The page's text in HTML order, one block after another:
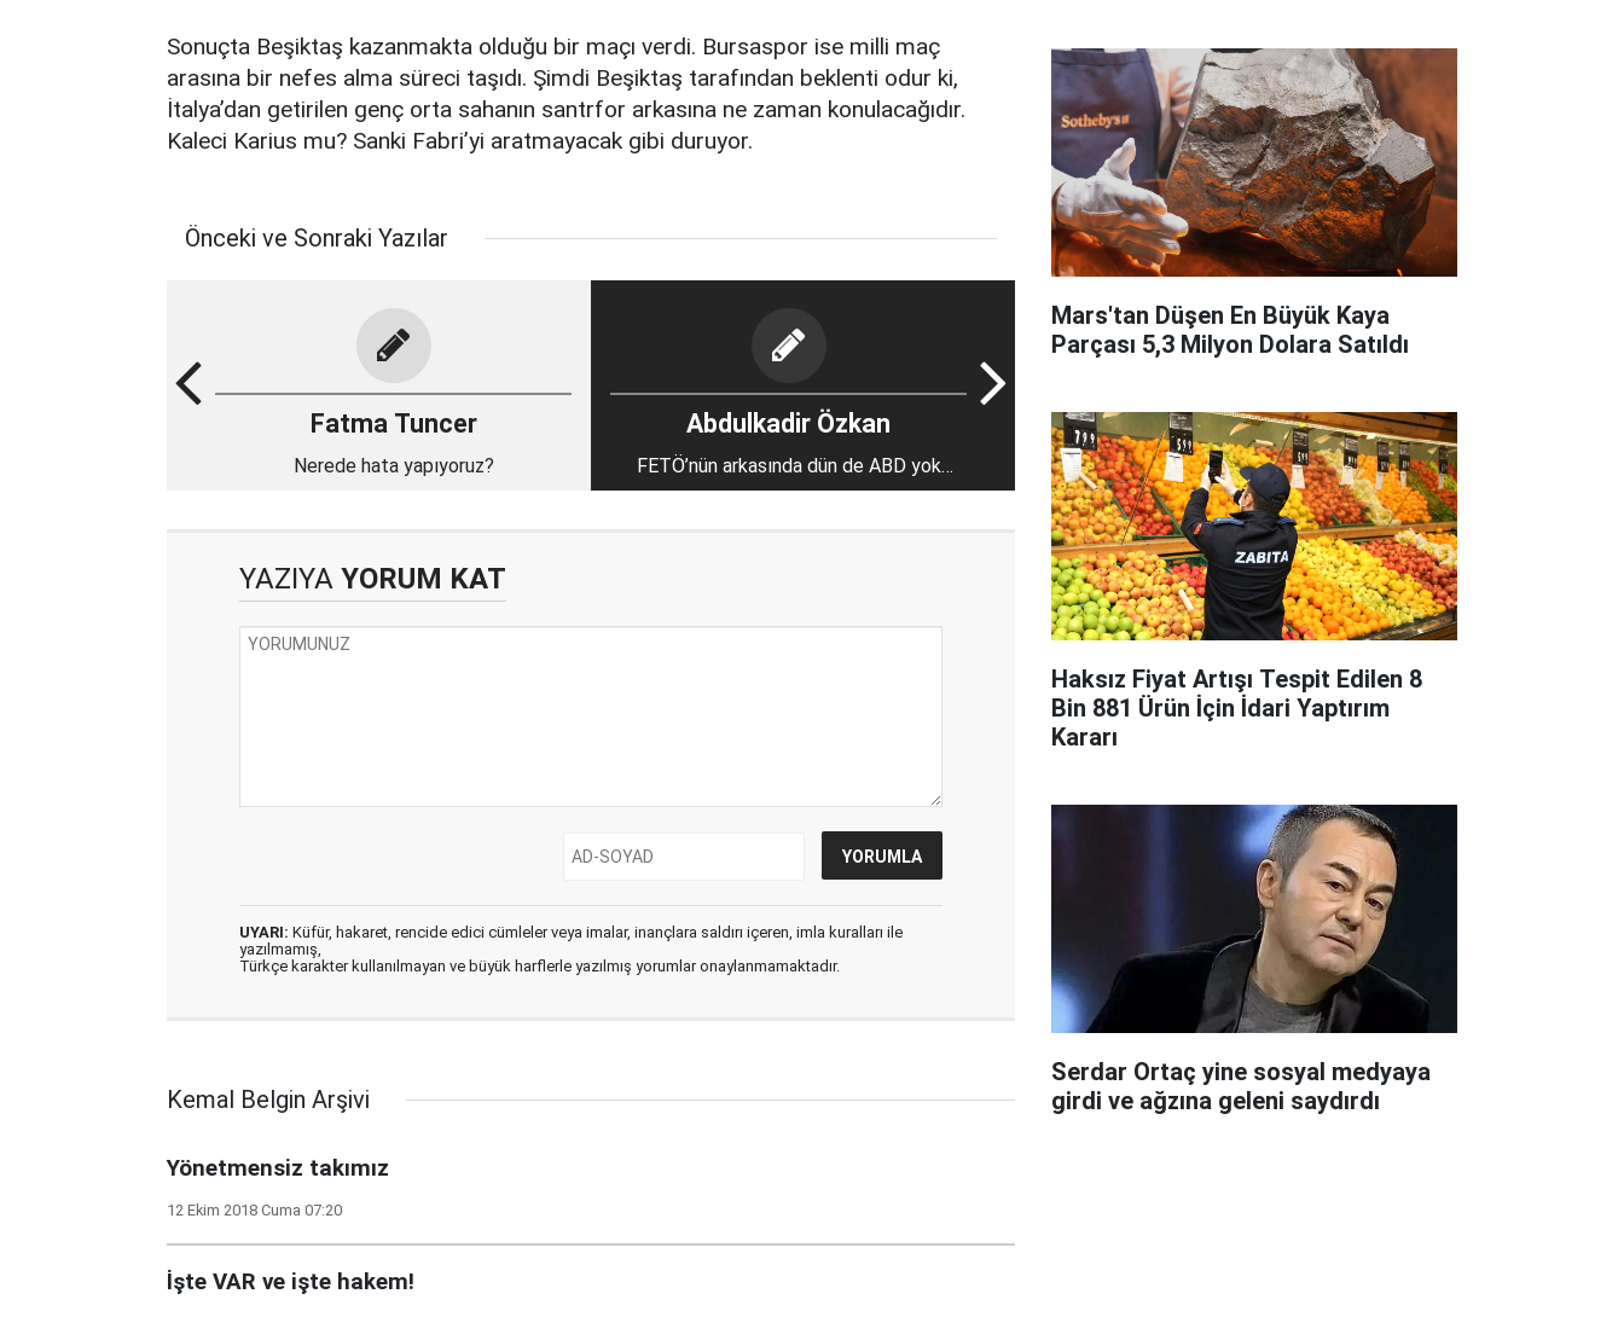
Sonuçta Beşiktaş kazanmakta olduğu bir maçı verdi. Bursaspor ise milli maç
arasına bir nefes alma süreci taşıdı. Şimdi Beşiktaş tarafından beklenti odur ki,
İtalya’dan getirilen genç orta sahanın santrfor arkasına ne zaman konulacağıdır.
Kaleci Karius mu? Sanki Fabri’yi aratmayacak gibi duruyor.
Önceki ve Sonraki Yazılar
Fatma Tuncer
Nerede hata yapıyoruz?
Abdulkadir Özkan
FETÖ’nün arkasında dün de ABD yok
muydu?
YAZIYA YORUM KAT
UYARI: Küfür, hakaret, rencide edici cümleler veya imalar, inançlara saldırı içeren, imla kuralları ile
yazılmamış,
Türkçe karakter kullanılmayan ve büyük harflerle yazılmış yorumlar onaylanmamaktadır.
Kemal Belgin Arşivi
Yönetmensiz takımız
12 Ekim 2018 Cuma 07:20
İşte VAR ve işte hakem!
Mars'tan Düşen En Büyük Kaya
Parçası 5,3 Milyon Dolara Satıldı
Haksız Fiyat Artışı Tespit Edilen 8
Bin 881 Ürün İçin İdari Yaptırım
Kararı
Serdar Ortaç yine sosyal medyaya
girdi ve ağzına geleni saydırdı